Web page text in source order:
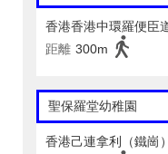
香港香港中環羅便臣
距離 300m
聖保羅堂幼稚園
香港己連拿利（鐵崗